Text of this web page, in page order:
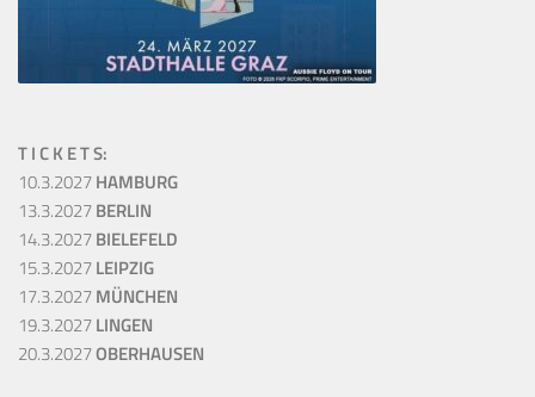
T I C K E T S:
10.3.2027HAMBURG
13.3.2027BERLIN
14.3.2027BIELEFELD
15.3.2027LEIPZIG
17.3.2027MÜNCHEN
19.3.2027LINGEN
20.3.2027OBERHAUSEN